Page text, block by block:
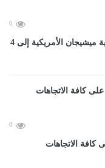
0
ارتفاع عدد قتلى إطلاق نار على كنيسة فى ولاية ميشيجان الأمريكية إلى 4
0
الاتجاهات